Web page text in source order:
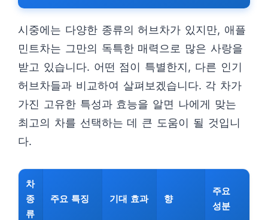
시중에는 다양한 종류의 허브차가 있지만, 애플
민트차는 그만의 독특한 매력으로 많은 사랑을
받고 있습니다. 어떤 점이 특별한지, 다른 인기
허브차들과 비교하여 살펴보겠습니다. 각 차가
가진 고유한 특성과 효능을 알면 나에게 맞는
최고의 차를 선택하는 데 큰 도움이 될 것입니
다.
차
종
류
주요 특징 기대 효과 향
주요
성분